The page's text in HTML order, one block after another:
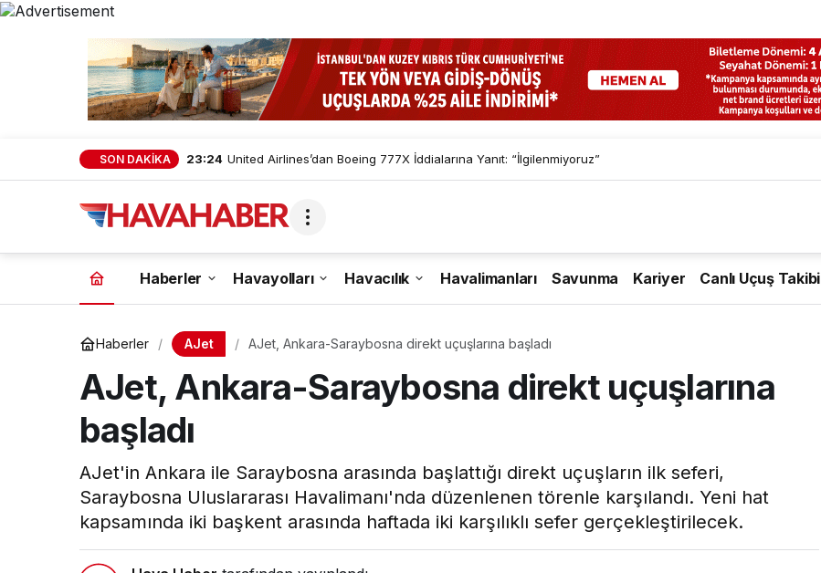
SON DAKİKA 23:24 United Airlines’dan Boeing 777X İddialarına Yanıt: “İlgilenmiyoruz”
Haberler Havayolları Havacılık Havalimanları Savunma Kariyer Canlı Uçuş Takibi
Haberler AJet AJet, Ankara-Saraybosna direkt uçuşlarına başladı
AJet, Ankara-Saraybosna direkt uçuşlarına
başladı
AJet'in Ankara ile Saraybosna arasında başlattığı direkt uçuşların ilk seferi,
Saraybosna Uluslararası Havalimanı'nda düzenlenen törenle karşılandı. Yeni hat
kapsamında iki başkent arasında haftada iki karşılıklı sefer gerçekleştirilecek.